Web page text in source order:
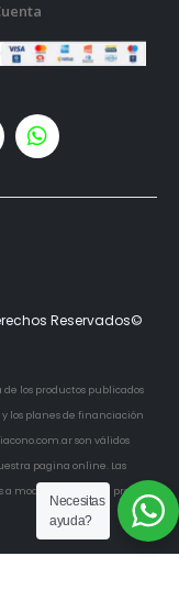
Reservados©
los productos publicados
los planes de financiación
son válidos
pagina online. Las
modificaciones sin previo
Necesitas
ayuda?